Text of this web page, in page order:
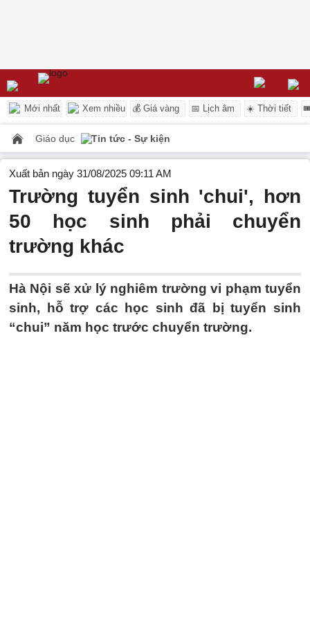
Mới nhất Xem nhiều 💰 Giá vàng 📅 Lịch âm ☀️ Thời tiết
Giáo dục Tin tức - Sự kiện
Xuất bản ngày 31/08/2025 09:11 AM
Trường tuyển sinh 'chui', hơn
50 học sinh phải chuyển
trường khác
Hà Nội sẽ xử lý nghiêm trường vi phạm tuyển
sinh, hỗ trợ các học sinh đã bị tuyển sinh
“chui” năm học trước chuyển trường.